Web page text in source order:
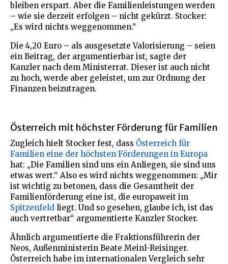
bleiben erspart. Aber die Familienleistungen werden
– wie sie derzeit erfolgen – nicht gekürzt. Stocker:
„Es wird nichts weggenommen.“
Die 4,20 Euro – als ausgesetzte Valorisierung – seien
ein Beitrag, der argumentierbar ist, sagte der
Kanzler nach dem Ministerrat. Dieser ist auch nicht
zu hoch, werde aber geleistet, um zur Ordnung der
Finanzen beizutragen.
Österreich mit höchster Förderung für Familien
Zugleich hielt Stocker fest, dass Österreich für
Familien eine der höchsten Förderungen in Europa
hat: „Die Familien sind uns ein Anliegen, sie sind uns
etwas wert.“ Also es wird nichts weggenommen: „Mir
ist wichtig zu betonen, dass die Gesamtheit der
Familienförderung eine ist, die europaweit im
Spitzenfeld liegt. Und so gesehen, glaube ich, ist das
auch vertretbar“ argumentierte Kanzler Stocker.
Ähnlich argumentierte die Fraktionsführerin der
Neos, Außenministerin Beate Meinl-Reisinger.
Österreich habe im internationalen Vergleich sehr